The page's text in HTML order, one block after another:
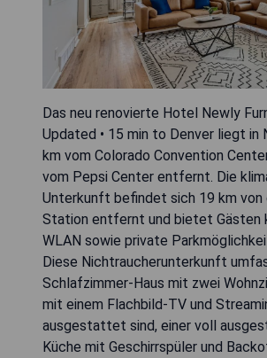
Das neu renovierte Hotel Newly
Updated • 15 min to Denver liegt in
km vom Colorado Convention
vom Pepsi Center entfernt. Die
Unterkunft befindet sich 19 km von
Station entfernt und bietet Gästen
WLAN sowie private
Diese Nichtraucherunterkunft
Schlafzimmer-Haus mit zwei
mit einem Flachbild-TV und
ausgestattet sind, einer voll
Küche mit Geschirrspüler und